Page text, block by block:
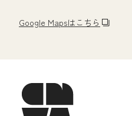
Google Mapsはこちら